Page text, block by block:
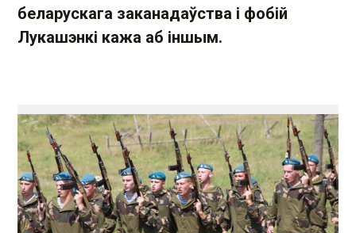
беларускага заканадаўства і фобій
Лукашэнкі кажа аб іншым.